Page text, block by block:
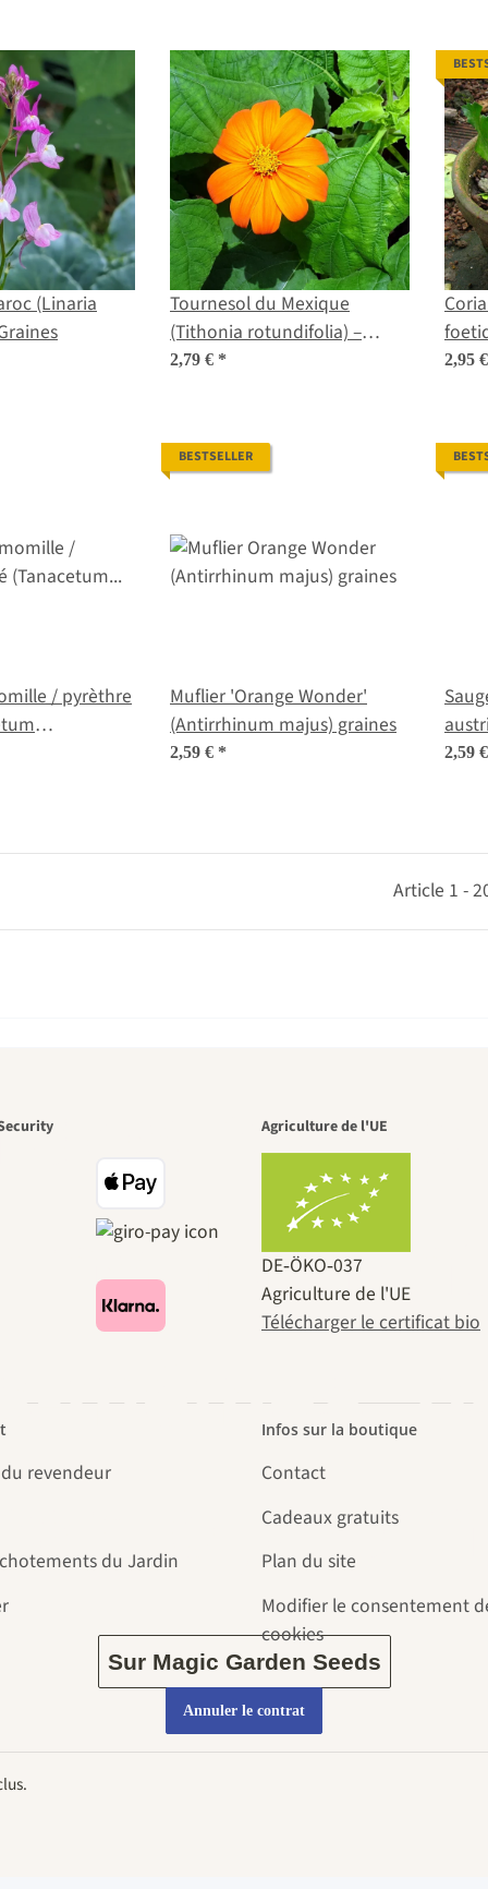
(Linaria
Tournesol du Mexique
(Tithonia rotundifolia) –
Graines
2,79 € * 2,95 €
/ pyrèthre
semences
BESTSELLER
Muflier 'Orange Wonder'
(Antirrhinum majus) graines
2,59 € * 2,59 €
Article 1 -
des plus
mêmes,
le jardin.
Sur Magic Garden Seeds
Agriculture de l'UE
DE‑ÖKO‑037
Agriculture de l'UE
Télécharger le certificat bio
revendeur
du Jardin
Infos sur la boutique
Contact
Cadeaux gratuits
Plan du site
Modifier le consentement
cookies
Annuler le contrat